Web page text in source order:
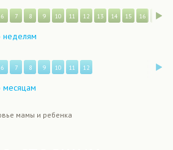
6 7 8 9 10 11 12 13 14 15 16 17
неделям
6 7 8 9 10 11 12
месяцам
мамы и ребенка